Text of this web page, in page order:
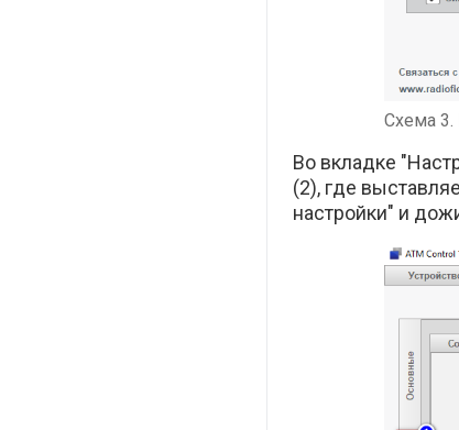
Схема 3.
Во вкладке
(2), где
настройки" и